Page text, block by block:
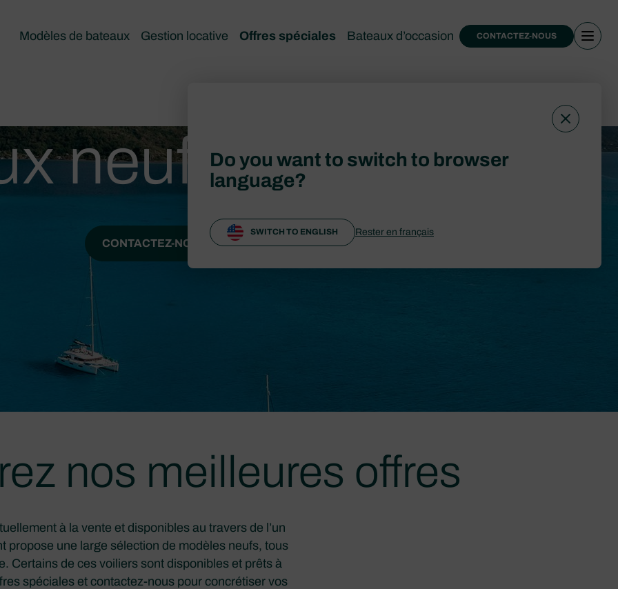
Modèles de bateaux Gestion locative Offres spéciales Bateaux d’occasion CONTACTEZ-NOUS
neufs à vendre
CONTACTEZ-NOUS
nos meilleures offres
à la vente et disponibles au travers de l’un
propose une large sélection de modèles neufs, tous
Certains de ces voiliers sont disponibles et prêts à
spéciales et contactez-nous pour concrétiser vos
Do you want to switch to browser
language?
SWITCH TO ENGLISH Rester en français